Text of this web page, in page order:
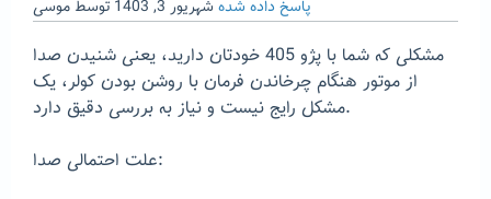
پاسخ داده شده شهریور 3, 1403 توسط موسی
مشکلی که شما با پژو 405 خودتان دارید، یعنی شنیدن صدا
از موتور هنگام چرخاندن فرمان با روشن بودن کولر، یک
مشکل رایج نیست و نیاز به بررسی دقیق دارد.
علت احتمالی صدا: